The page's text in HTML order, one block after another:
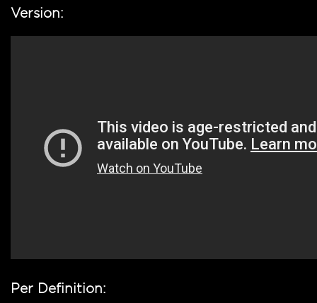
Version:
Per Definition: